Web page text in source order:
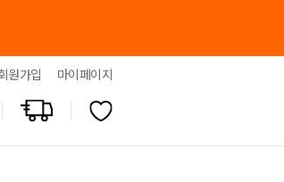
원가입 마이페이지